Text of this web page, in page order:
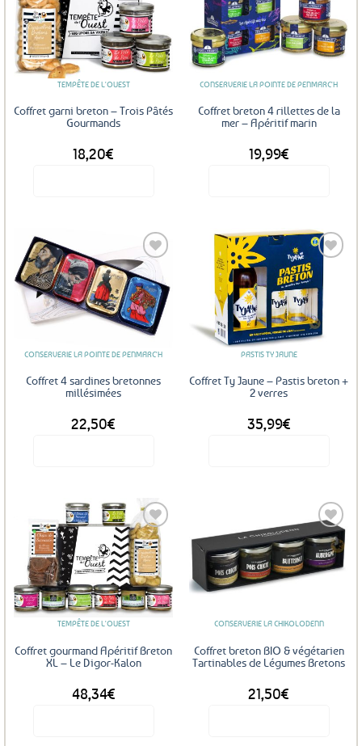
Ajouter
aux
favoris
TEMPÊTE DE L'OUEST
Coffret garni breton – Trois Pâtés
Gourmands
18,20€
Ajouter
aux
favoris
CONSERVERIE LA POINTE DE PENMARC'H
Coffret breton 4 rillettes de la
mer – Apéritif marin
19,99€
Ajouter
aux
favoris
CONSERVERIE LA POINTE DE PENMARC'H
Coffret 4 sardines bretonnes
millésimées
22,50€
Ajouter
aux
favoris
PASTIS TY JAUNE
Coffret Ty Jaune – Pastis breton +
2 verres
35,99€
Ajouter
aux
favoris
TEMPÊTE DE L'OUEST
Coffret gourmand Apéritif Breton
XL – Le Digor-Kalon
48,34€
Ajouter
aux
CONSERVERIE LA CHIKOLODENN
Coffret breton BIO & végétarien
Tartinables de Légumes Bretons
21,50€